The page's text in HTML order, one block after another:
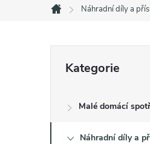
Domů
Náhradní díly a
s
kategorie
Kategorie
Malé domácí
Náhradní díly a